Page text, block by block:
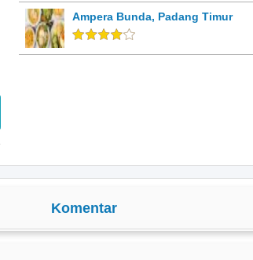
Ampera Bunda, Padang Timur
Komentar